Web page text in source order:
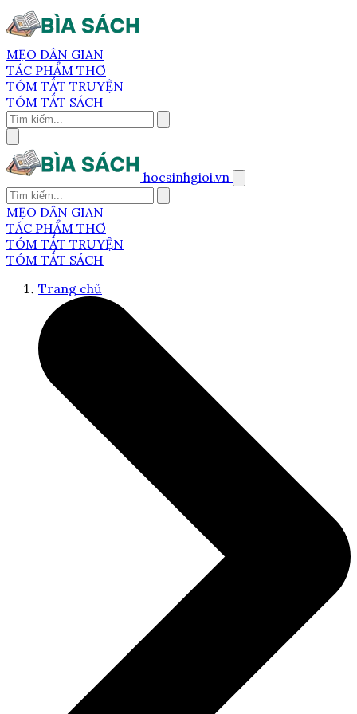
MẸO DÂN GIAN
TÁC PHẨM THƠ
TÓM TẮT TRUYỆN
TÓM TẮT SÁCH
hocsinhgioi.vn
MẸO DÂN GIAN
TÁC PHẨM THƠ
TÓM TẮT TRUYỆN
TÓM TẮT SÁCH
Trang chủ